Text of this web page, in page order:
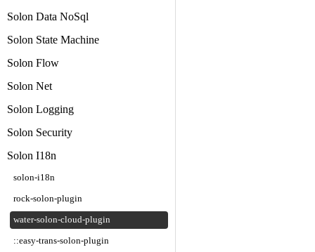
Solon Data NoSql
Solon State Machine
Solon Flow
Solon Net
Solon Logging
Solon Security
Solon I18n
solon-i18n
rock-solon-plugin
water-solon-cloud-plugin
::easy-trans-solon-plugin